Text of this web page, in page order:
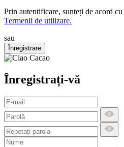
Prin autentificare, sunteți de acord cu
Termenii de utilizare.
sau
Înregistrare
Înregistrați-vă